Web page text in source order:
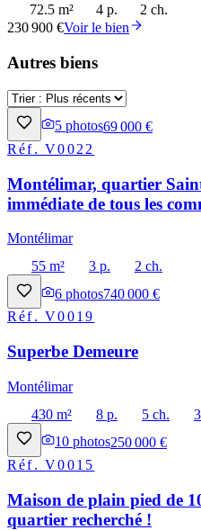
72.5 m² 4 p.
2 ch.
230 900 €Voir le bien
Autres biens
5 photos69 000 €
Réf.V0022
Montélimar, quartier
immédiate de tous les
Montélimar
55 m²
3 p.
2 ch.
6 photos740 000 €
Réf.V0019
Superbe Demeure
Montélimar
430 m²
8 p. 5 ch.
10 photos250 000 €
Réf.V0015
Maison de plain pied de
quartier recherché !